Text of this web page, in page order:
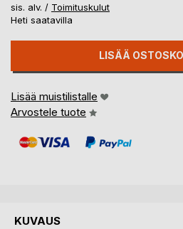
sis. alv. / Toimituskulut
Heti saatavilla
LISÄÄ
Lisää muistilistalle
Arvostele tuote
KUVAUS